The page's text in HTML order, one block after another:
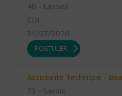
40 - Landes
CDI
31/07/2026
POSTULER
Assistante Technique -
73 - Savoie